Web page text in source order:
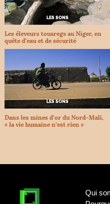
LES SONS
Les éleveurs touaregs au Niger, en
quête d’eau et de sécurité
LES SONS
Dans les mines d’or du Nord-Mali,
«la vie humaine n’est rien»
Qui